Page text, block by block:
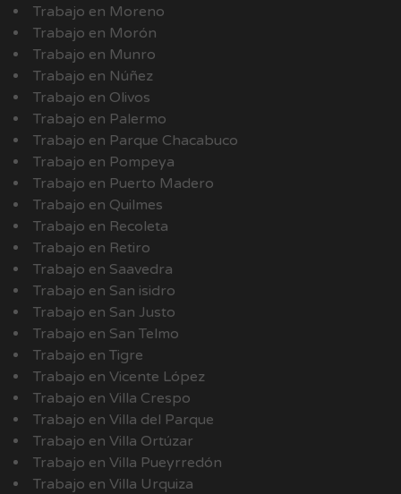
Trabajo en Moreno
Trabajo en Morón
Trabajo en Munro
Trabajo en Núñez
Trabajo en Olivos
Trabajo en Palermo
Trabajo en Parque Chacabuco
Trabajo en Pompeya
Trabajo en Puerto Madero
Trabajo en Quilmes
Trabajo en Recoleta
Trabajo en Retiro
Trabajo en Saavedra
Trabajo en San isidro
Trabajo en San Justo
Trabajo en San Telmo
Trabajo en Tigre
Trabajo en Vicente López
Trabajo en Villa Crespo
Trabajo en Villa del Parque
Trabajo en Villa Ortúzar
Trabajo en Villa Pueyrredón
Trabajo en Villa Urquiza